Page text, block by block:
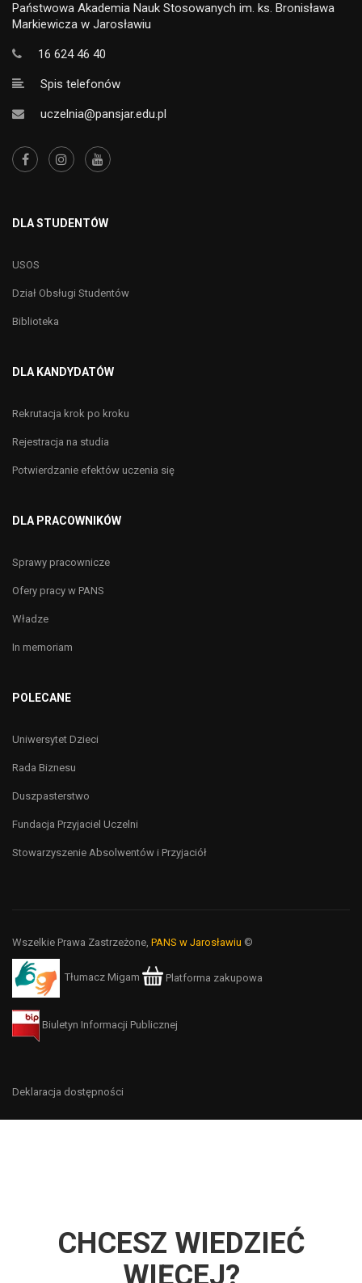
Państwowa Akademia Nauk Stosowanych im. ks. Bronisława
Markiewicza w Jarosławiu
16 624 46 40
Spis telefonów
uczelnia@pansjar.edu.pl
DLA STUDENTÓW
USOS
Dział Obsługi Studentów
Biblioteka
DLA KANDYDATÓW
Rekrutacja krok po kroku
Rejestracja na studia
Potwierdzanie efektów uczenia się
DLA PRACOWNIKÓW
Sprawy pracownicze
Ofery pracy w PANS
Władze
In memoriam
POLECANE
Uniwersytet Dzieci
Rada Biznesu
Duszpasterstwo
Fundacja Przyjaciel Uczelni
Stowarzyszenie Absolwentów i Przyjaciół
Wszelkie Prawa Zastrzeżone, PANS w Jarosławiu ©
Tłumacz Migam Platforma zakupowa
Biuletyn Informacji Publicznej
Deklaracja dostępności
CHCESZ WIEDZIEĆ
WIĘCEJ?